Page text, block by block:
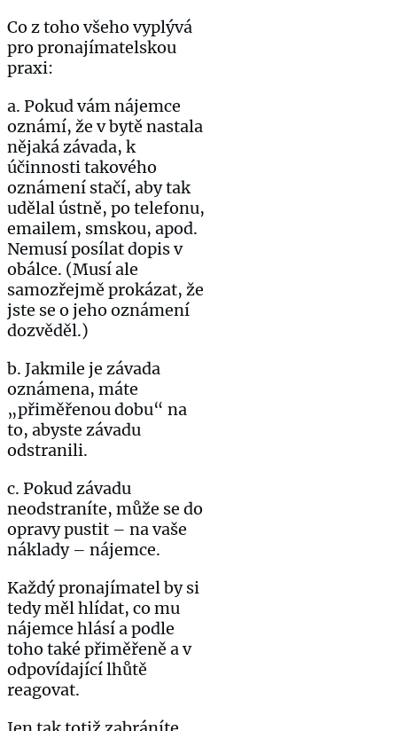
Co z toho všeho vyplývá
pro pronajímatelskou
praxi:
a. Pokud vám nájemce
oznámí, že v bytě nastala
nějaká závada, k
účinnosti takového
oznámení stačí, aby tak
udělal ústně, po telefonu,
emailem, smskou, apod.
Nemusí posílat dopis v
obálce. (Musí ale
samozřejmě prokázat, že
jste se o jeho oznámení
dozvěděl.)
b. Jakmile je závada
oznámena, máte
„přiměřenou dobu“ na
to, abyste závadu
odstranili.
c. Pokud závadu
neodstraníte, může se do
opravy pustit – na vaše
náklady – nájemce.
Každý pronajímatel by si
tedy měl hlídat, co mu
nájemce hlásí a podle
toho také přiměřeně a v
odpovídající lhůtě
reagovat.